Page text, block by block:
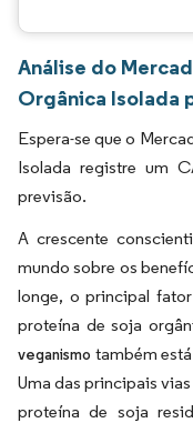
Análise do
Orgânica Isolada
Espera-se que o
Isolada registre um
previsão.
A crescente
mundo sobre os
longe, o principal
proteína de soja
veganismo também
Uma das principais
proteína de soja